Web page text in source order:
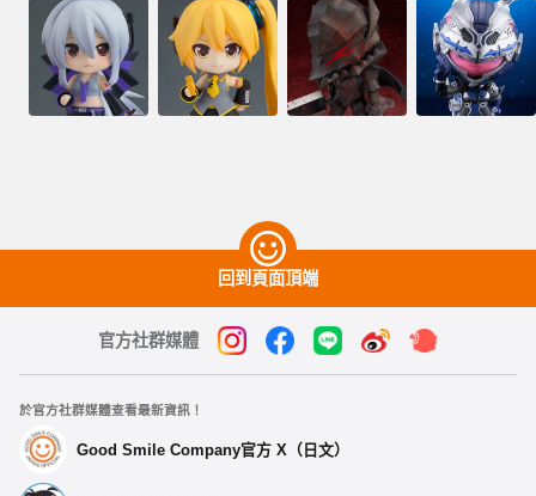
回到頁面頂端
官方社群媒體
於官方社群媒體查看最新資訊！
Good Smile Company官方 X（日文）